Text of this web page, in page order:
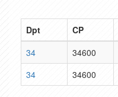
Dpt CP
34
34600
34
34600